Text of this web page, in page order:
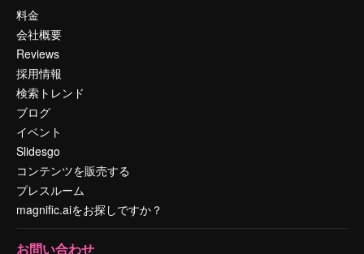
料金
会社概要
Reviews
採用情報
検索トレンド
ブログ
イベント
Slidesgo
コンテンツを販売する
プレスルーム
magnific.aiをお探しですか？
お問い合わせ